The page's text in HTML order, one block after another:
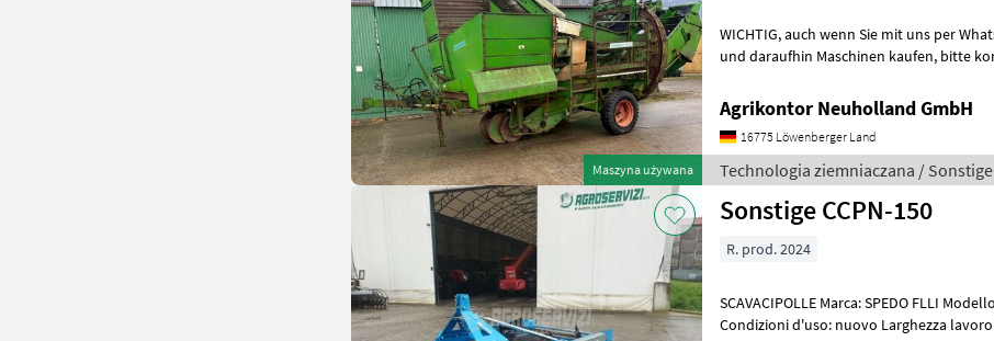
Maszyna używana
WICHTIG, auch wenn Sie mit uns per WhatsApp oder ähnlich chatten
und daraufhin Maschinen kaufen, bitte kontrollieren Sie die
Agrikontor Neuholland GmbH
16775 Löwenberger Land
Technologia ziemniaczana / Sonstige
Sonstige CCPN-150
R. prod. 2024
SCAVACIPOLLE Marca: SPEDO FLLI Modello: CCPN-150 Anno: 2024
Condizioni d'uso: nuovo Larghezza lavoro 154 cm Peso 568 kg Rullo